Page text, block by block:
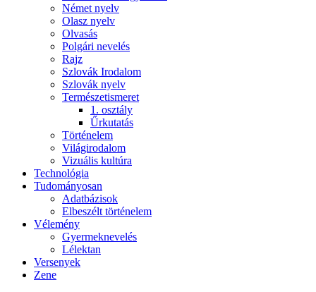
Német nyelv
Olasz nyelv
Olvasás
Polgári nevelés
Rajz
Szlovák Irodalom
Szlovák nyelv
Természetismeret
1. osztály
Űrkutatás
Történelem
Világirodalom
Vizuális kultúra
Technológia
Tudományosan
Adatbázisok
Elbeszélt történelem
Vélemény
Gyermeknevelés
Lélektan
Versenyek
Zene